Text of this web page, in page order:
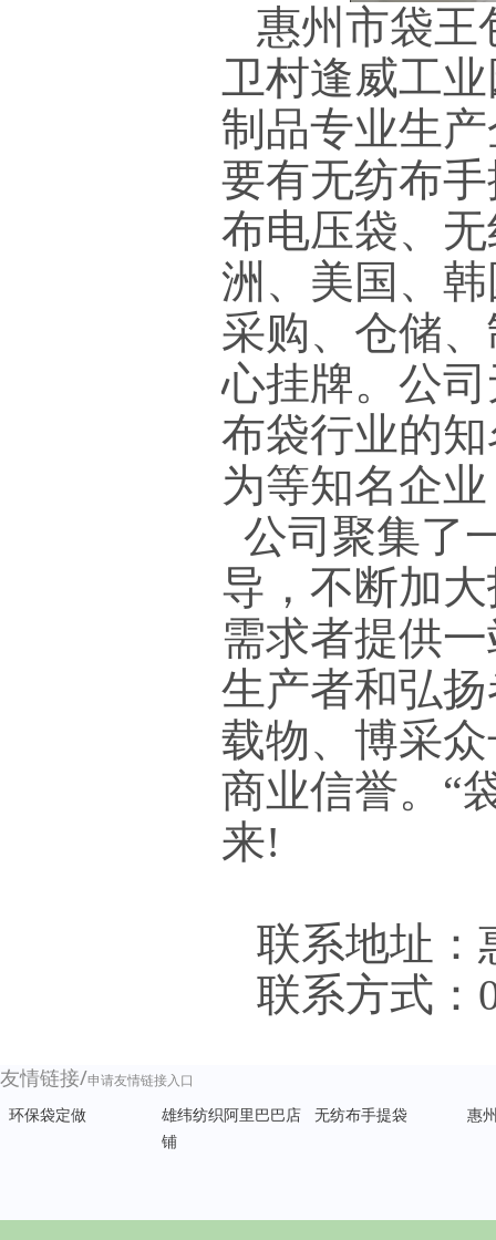
惠州 市袋王
卫村逢威工
制品专业生
要有无纺布
布电压袋、
洲、美国、
采购、仓储
心挂牌。公
布袋行业的
为等知名企业
公司聚集了
导，不断加
需求者提供
生产者和弘
载物、博采
商业信誉。 “
来!
联系地址：
联系方式：
友情链接/申请友情链接入口
环保袋定做
雄纬纺织阿里巴巴店
铺
无纺布手提袋 惠